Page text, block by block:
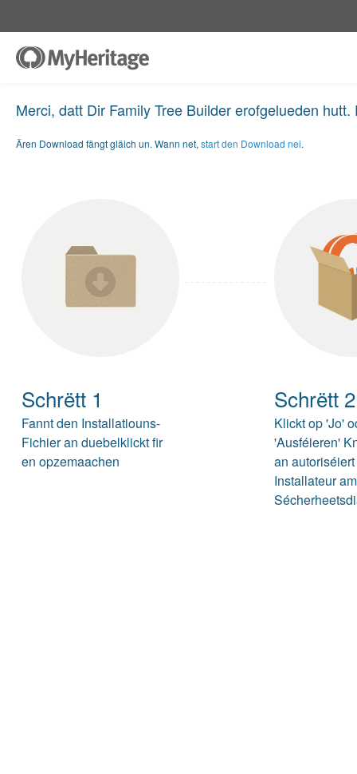
Merci, datt Dir Family Tree Builder erofgelueden
Ären Download fängt gläich un. Wann net, start den Download nei.
Schrëtt 1
Fannt den Installatiouns-
Fichier an duebelklickt fir
en opzemaachen
- - - - - - - - - - - - - - -
Schrëtt 2
Klickt op 'Jo'
'Ausféieren'
an
Installateur am